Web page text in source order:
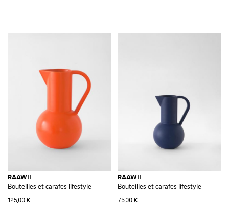
RAAWII
Bouteilles et carafes lifestyle
125,00 €
RAAWII
Bouteilles et carafes lifestyle
75,00 €